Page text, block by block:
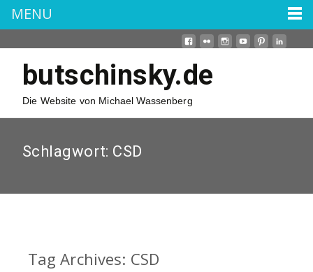
butschinsky.de
Die Website von Michael Wassenberg
Schlagwort: CSD
Tag Archives: CSD
MENU